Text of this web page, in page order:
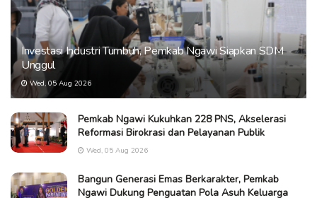
Investasi Industri Tumbuh, Pemkab Ngawi Siapkan SDM
Unggul
Wed, 05 Aug 2026
Pemkab Ngawi Kukuhkan 228 PNS, Akselerasi
Reformasi Birokrasi dan Pelayanan Publik
Wed, 05 Aug 2026
Bangun Generasi Emas Berkarakter, Pemkab
Ngawi Dukung Penguatan Pola Asuh Keluarga